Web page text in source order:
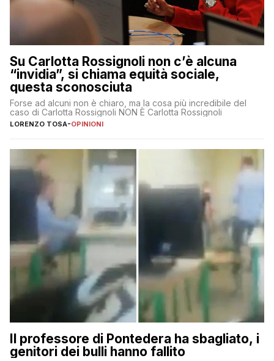
Su Carlotta Rossignoli non c’è alcuna
“invidia”, si chiama equità sociale,
questa sconosciuta
Forse ad alcuni non è chiaro, ma la cosa più incredibile del
caso di Carlotta Rossignoli NON È Carlotta Rossignoli
LORENZO TOSA-OPINIONI
Il professore di Pontedera ha sbagliato, i
genitori dei bulli hanno fallito